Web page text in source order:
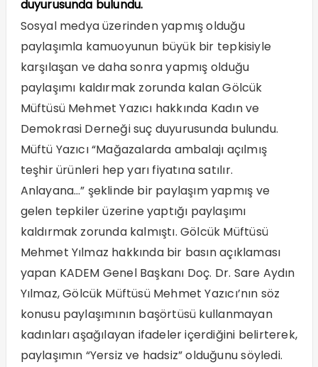
duyurusunda bulundu.
Sosyal medya üzerinden yapmış olduğu
paylaşımla kamuoyunun büyük bir tepkisiyle
karşılaşan ve daha sonra yapmış olduğu
paylaşımı kaldırmak zorunda kalan Gölcük
Müftüsü Mehmet Yazıcı hakkında Kadın ve
Demokrasi Derneği suç duyurusunda bulundu.
Müftü Yazıcı “Mağazalarda ambalajı açılmış
teşhir ürünleri hep yarı fiyatına satılır.
Anlayana…” şeklinde bir paylaşım yapmış ve
gelen tepkiler üzerine yaptığı paylaşımı
kaldırmak zorunda kalmıştı. Gölcük Müftüsü
Mehmet Yılmaz hakkında bir basın açıklaması
yapan KADEM Genel Başkanı Doç. Dr. Sare Aydın
Yılmaz, Gölcük Müftüsü Mehmet Yazıcı’nın söz
konusu paylaşımının başörtüsü kullanmayan
kadınları aşağılayan ifadeler içerdiğini belirterek,
paylaşımın “Yersiz ve hadsiz” olduğunu söyledi.